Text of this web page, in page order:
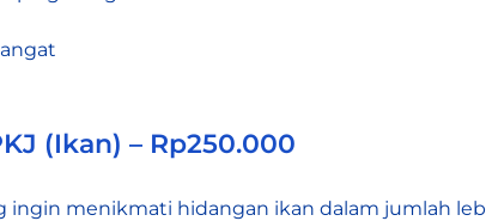
(Ikan) – Rp250.000
ingin menikmati hidangan ikan dalam jumlah